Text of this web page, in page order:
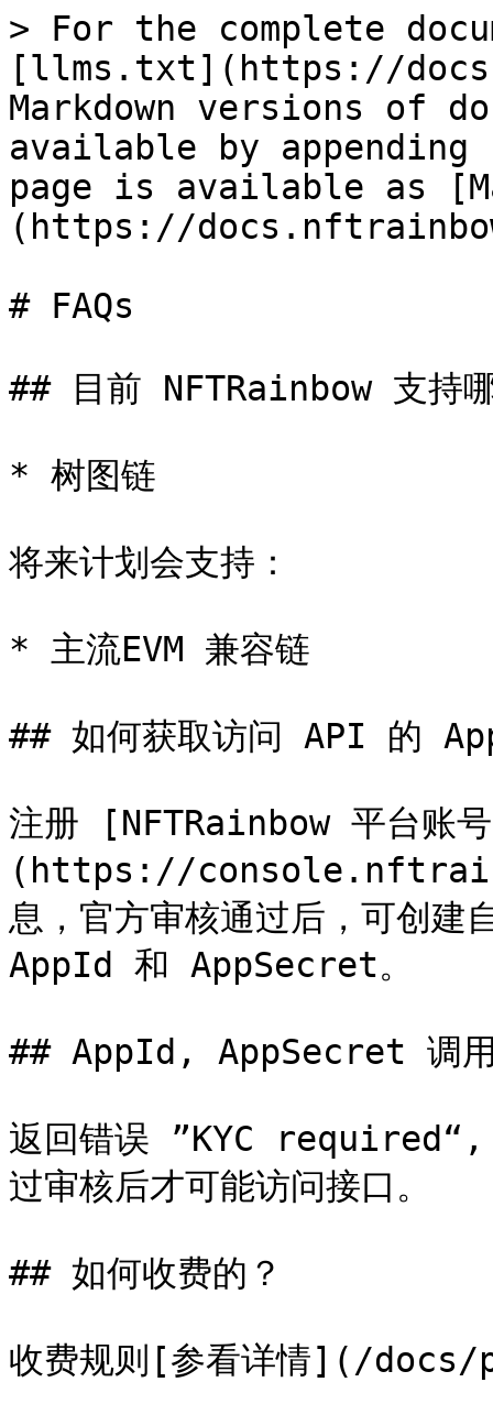
> For the complete
[llms.txt](https://
Markdown versions of
available by
page is available as
(https://
# FAQs
## 目前 NFTRainbow 支持
* 树图链
将来计划会支持：
* 主流EVM 兼容链
## 如何获取访问 API 的
注册 [NFTRainbow 平台账
(https://
息，官方审核通过后，可创建
AppId 和 AppSecret。
## AppId, AppSecret 调用
返回错误 ”KYC required“,
过审核后才可能访问接口。
## 如何收费的？
收费规则[参看详情](/